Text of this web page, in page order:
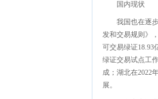
国内现状
我国也在逐
发和交易规则》
可交易绿证18.93
绿证交易试点工
成；湖北在2022
展。